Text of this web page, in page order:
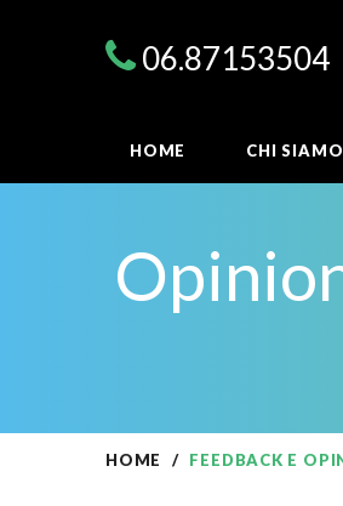
06.87153504
HOME CHI SIAMO
HOME FEEDBACK E